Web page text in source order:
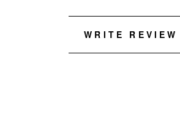
WRITE REVIEW